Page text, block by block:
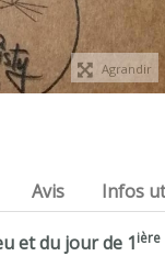
Agrandir
Avis Infos
et du jour de 1ière